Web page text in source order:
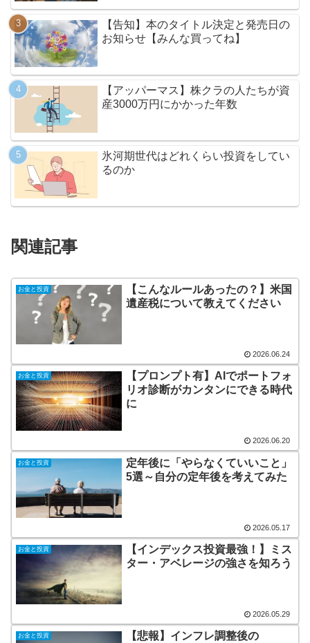
【告知】本のタイトル決定と発売日の
お知らせ【みんな買ってね】
【アッパーマス】株クラの人たちが資
産3000万円にかかった年数
氷河期世代はどれくらい投資をしてい
るのか
関連記事
お金と投資
【こんなルールあったの？】米国
遺産税について教えてください
2026.06.24
お金と投資
【プロンプト有】AIでポートフォ
リオ診断がカンタンにできる時代
に
2026.06.20
お金と投資
定年後に「やらなくていいこと」
5選～自分の定年後を考えてみた
2026.05.17
お金と投資
【インデックス投資最強！】ミス
ター・アベレージの強さを知ろう
2026.05.29
お金と投資
【悲報】インフレ調整後の